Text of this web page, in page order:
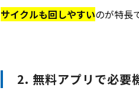
サイクルも回しやすいのが特長
2. 無料アプリで必要